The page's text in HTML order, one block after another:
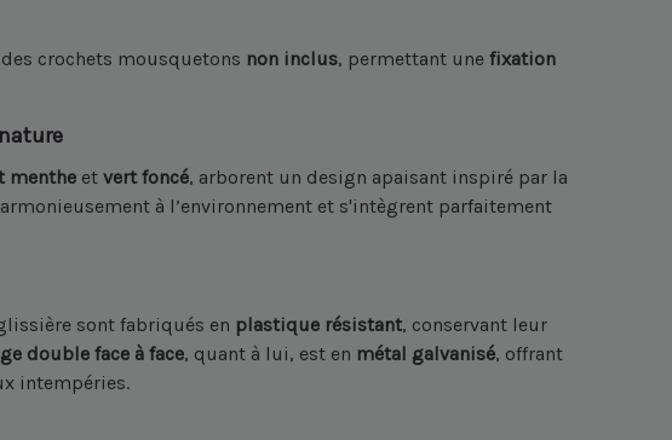
crochets mousquetons non inclus, permettant une fixation
menthe et vert foncé, arborent un design apaisant inspiré par la
à l’environnement et s'intègrent parfaitement
sont fabriqués en plastique résistant, conservant leur
double face à face, quant à lui, est en métal galvanisé, offrant
intempéries.